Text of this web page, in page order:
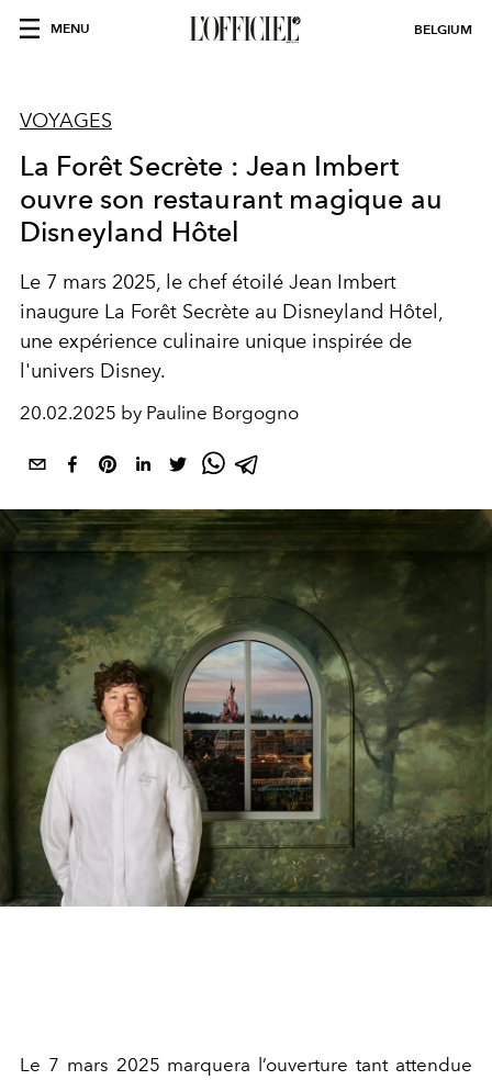
MENU BELGIUM
VOYAGES
La Forêt Secrète : Jean Imbert
ouvre son restaurant magique au
Disneyland Hôtel
Le 7 mars 2025, le chef étoilé Jean Imbert
inaugure La Forêt Secrète au Disneyland Hôtel,
une expérience culinaire unique inspirée de
l'univers Disney.
20.02.2025 by Pauline Borgogno
Le 7 mars 2025 marquera l’ouverture tant attendue